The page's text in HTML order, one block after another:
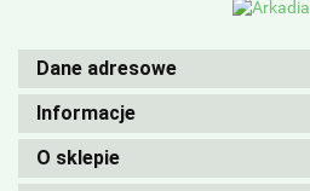
Dane adresowe
Informacje
O sklepie